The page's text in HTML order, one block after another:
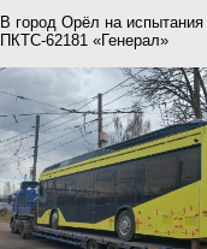
В город Орёл на
ПКТС-62181 «Генерал»